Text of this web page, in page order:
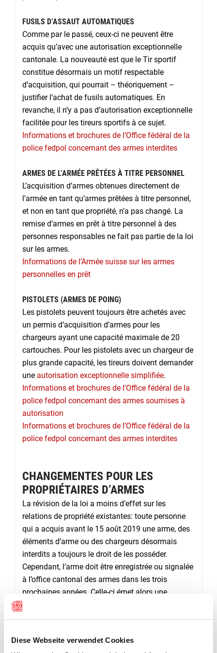
Diese Webseite verwendet Cookies
FUSILS D’ASSAUT AUTOMATIQUES
Comme par le passé, ceux-ci ne peuvent être
acquis qu’avec une autorisation exceptionnelle
cantonale. La nouveauté est que le Tir sportif
constitue désormais un motif respectable
d’acquisition, qui pourrait – théoriquement –
justifier l’achat de fusils automatiques. En
revanche, il n’y a pas d’autorisation exceptionnelle
facilitée pour les tireurs sportifs à ce sujet.
Informations et brochures de l’Office fédéral de la
police fedpol concernant des armes interdites
ARMES DE L’ARMÉE PRÊTÉES À TITRE PERSONNEL
L’acquisition d’armes obtenues directement de
l’armée en tant qu’armes prêtées à titre personnel,
et non en tant que propriété, n’a pas changé. La
remise d’armes en prêt à titre personnel à des
personnes responsables ne fait pas partie de la loi
sur les armes.
Informations de l’Armée suisse sur les armes
personnelles en prêt
PISTOLETS (ARMES DE POING)
Les pistolets peuvent toujours être achetés avec
un permis d’acquisition d’armes pour les
chargeurs ayant une capacité maximale de 20
cartouches. Pour les pistolets avec un chargeur de
plus grande capacité, les tireurs doivent demander
une autorisation exceptionnelle simplifiée.
Informations et brochures de l’Office fédéral de la
police fedpol concernant des armes soumises à
autorisation
Informations et brochures de l’Office fédéral de la
police fedpol concernant des armes interdites
CHANGEMENTES POUR LES
PROPRIÉTAIRES D’ARMES
La révision de la loi a moins d’effet sur les
relations de propriété existantes: toute personne
qui a acquis avant le 15 août 2019 une arme, des
éléments d’arme ou des chargeurs désormais
interdits a toujours le droit de les posséder.
Cependant, l’arme doit être enregistrée ou signalée
à l’office cantonal des armes dans les trois
prochaines années. Celle-ci émet alors une
d’acheter des chargeurs correspondants (quelle
exceptionnelle. Ce n’est que lors de l’achat d’une